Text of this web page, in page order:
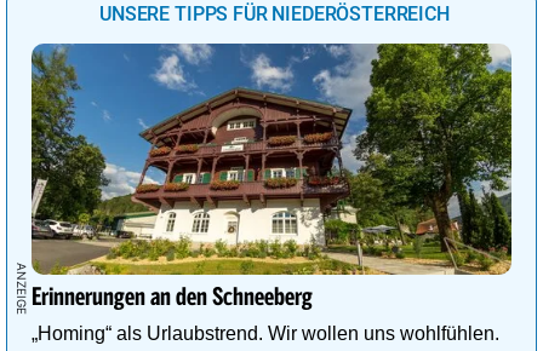
UNSERE TIPPS FÜR NIEDERÖSTERREICH
Erinnerungen an den Schneeberg
„Homing“ als Urlaubstrend. Wir wollen uns wohlfühlen.